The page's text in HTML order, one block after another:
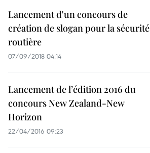
Lancement d'un concours de
création de slogan pour la sécurité
routière
07/09/2018 04:14
Lancement de l’édition 2016 du
concours New Zealand-New
Horizon
22/04/2016 09:23